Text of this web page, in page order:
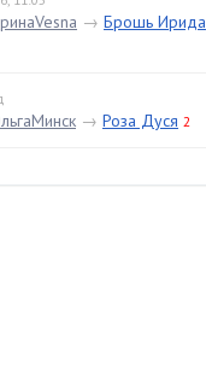
→ Брошь Ирида
→ Роза Дуся 2